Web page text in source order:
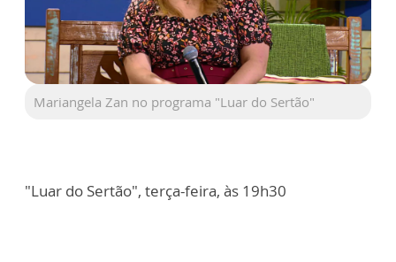
Mariangela Zan no programa "Luar do Sertão"
"Luar do Sertão", terça-feira, às 19h30